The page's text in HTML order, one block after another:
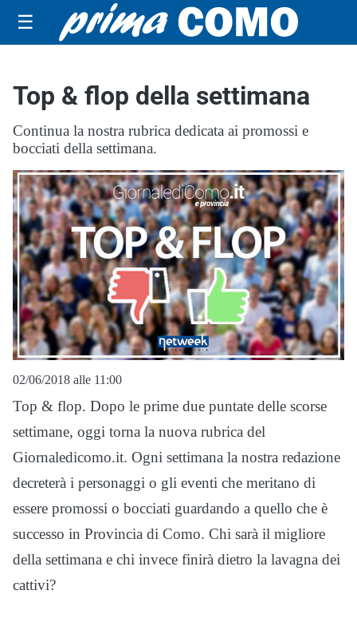
☰
Top & flop della settimana
Continua la nostra rubrica dedicata ai promossi e
bocciati della settimana.
02/06/2018 alle 11:00
Top & flop. Dopo le prime due puntate delle scorse
settimane, oggi torna la nuova rubrica del
Giornaledicomo.it. Ogni settimana la nostra redazione
decreterà i personaggi o gli eventi che meritano di
essere promossi o bocciati guardando a quello che è
successo in Provincia di Como. Chi sarà il migliore
della settimana e chi invece finirà dietro la lavagna dei
cattivi?